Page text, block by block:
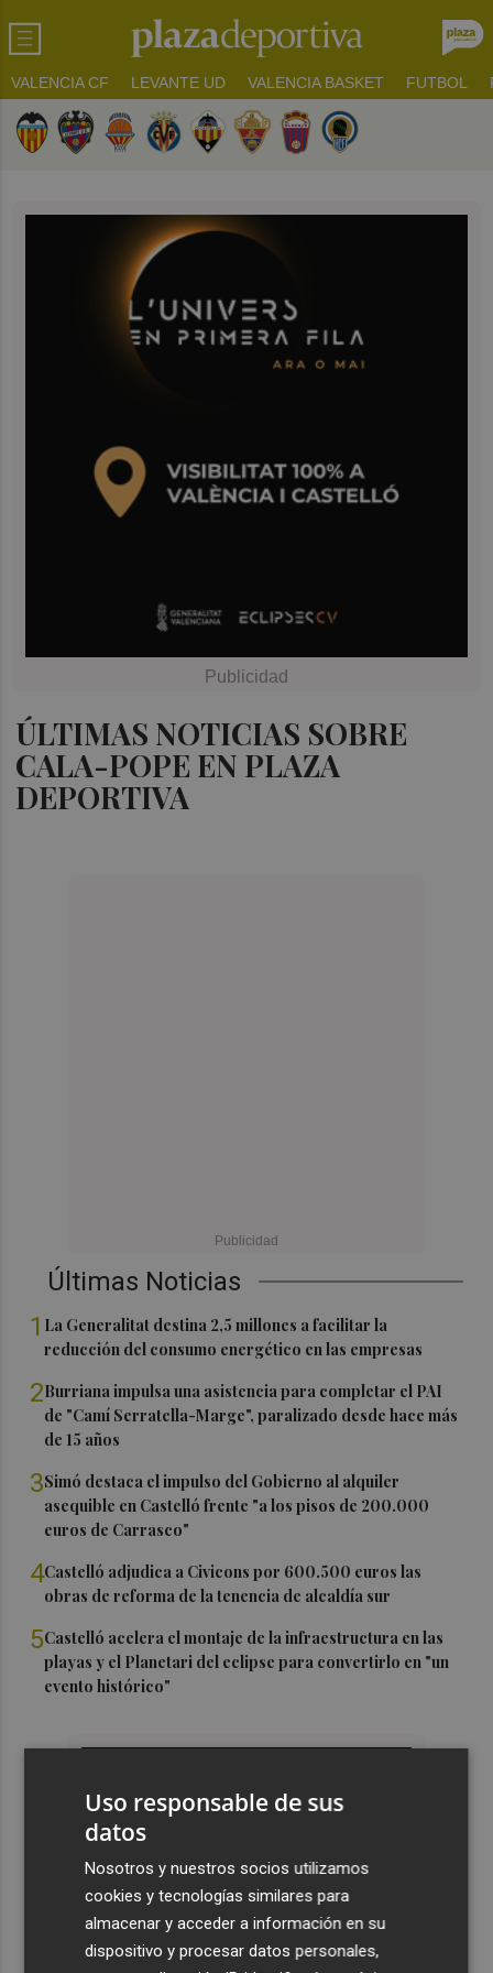
VALENCIA CF LEVANTE UD VALENCIA BASKET FUTBOL
ÚLTIMAS NOTICIAS SOBRE
CALA-POPE EN PLAZA
DEPORTIVA
Últimas Noticias
1 La Generalitat destina 2,5 millones a facilitar la
reducción del consumo energético en las empresas
2Burriana impulsa una asistencia para completar el PAI
de "Camí Serratella-Marge", paralizado desde hace más
de 15 años
3Simó destaca el impulso del Gobierno al alquiler
asequible en Castelló frente "a los pisos de 200.000
euros de Carrasco"
4Castelló adjudica a Civicons por 600.500 euros las
obras de reforma de la tenencia de alcaldía sur
5Castelló acelera el montaje de la infraestructura en las
playas y el Planetari del eclipse para convertirlo en "un
evento histórico"
Uso responsable de sus
datos
Nosotros y nuestros socios utilizamos
cookies y tecnologías similares para
almacenar y acceder a información en su
dispositivo y procesar datos personales,